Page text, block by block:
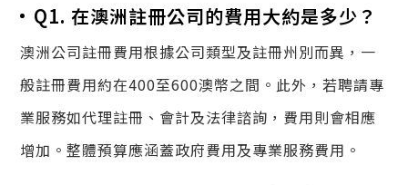
Q1. 在澳洲註冊公司的費用大約是多少？
澳洲公司註冊費用根據公司類型及註冊州別而異，一
般註冊費用約在400至600澳幣之間。此外，若聘請專
業服務如代理註冊、會計及法律諮詢，費用則會相應
增加。整體預算應涵蓋政府費用及專業服務費用。